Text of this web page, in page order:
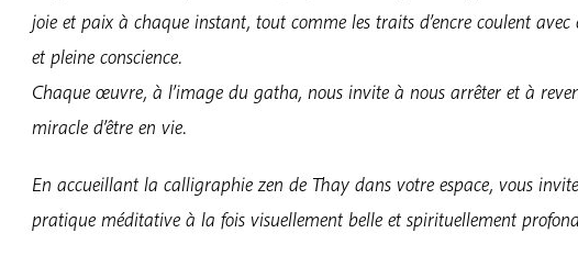
joie et paix à chaque instant, tout comme les traits d’encre coulent avec
et pleine conscience.
Chaque œuvre, à l’image du gatha, nous invite à nous arrêter et à
miracle d’être en vie.
En accueillant la calligraphie zen de Thay dans votre espace, vous
pratique méditative à la fois visuellement belle et spirituellement